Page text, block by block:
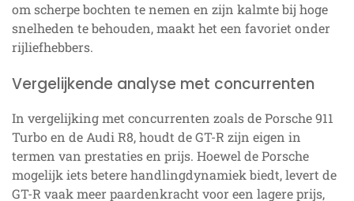
om scherpe bochten te nemen en zijn kalmte bij hoge
snelheden te behouden, maakt het een favoriet onder
rijliefhebbers.
Vergelijkende analyse met concurrenten
In vergelijking met concurrenten zoals de Porsche 911
Turbo en de Audi R8, houdt de GT-R zijn eigen in
termen van prestaties en prijs. Hoewel de Porsche
mogelijk iets betere handlingdynamiek biedt, levert de
GT-R vaak meer paardenkracht voor een lagere prijs,